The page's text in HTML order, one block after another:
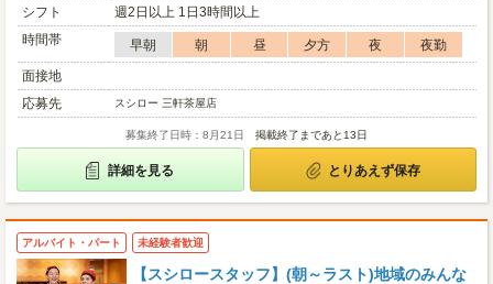
シフト
週2日以上 1日3時間以上
時間帯
早朝 朝 昼 夕方 夜
夜勤
面接地
応募先
スシロー 三軒茶屋店
募集終了日時：8月21日 掲載終了まであと13日
詳細を見る とりあえず保存
アルバイト・パート 未経験者歓迎
【スシロースタッフ】(朝～ラスト)地域のみんな